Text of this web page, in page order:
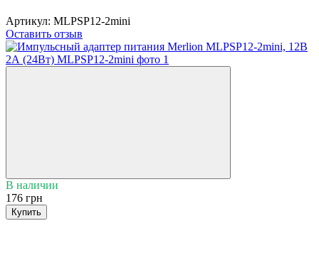
Артикул: MLPSP12-2mini
Оставить отзыв
В наличии
176 грн
Купить